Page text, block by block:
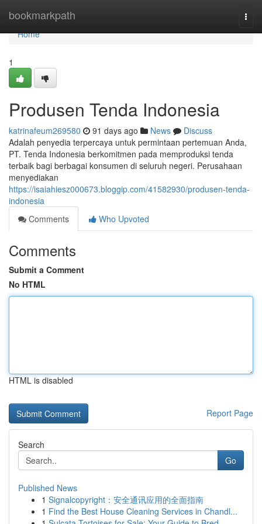
bookmarkpath
Home
Home
1
Produsen Tenda Indonesia
katrinafeum269580 91 days ago News
Discuss
Adalah penyedia terpercaya untuk permintaan pertemuan Anda,
PT. Tenda Indonesia berkomitmen pada memproduksi tenda
terbaik bagi berbagai konsumen di seluruh negeri. Perusahaan
menyediakan
https://isaiahiesz000673.bloggip.com/41582930/produsen-tenda-
indonesia
Comments
Who Upvoted
Comments
Submit a Comment
No HTML
HTML is disabled
Report Page
Search
Go
Published News
1 Signalcopyright：安全通讯应用的全面指南
1 Find the Best House Cleaning Services in Chandl...